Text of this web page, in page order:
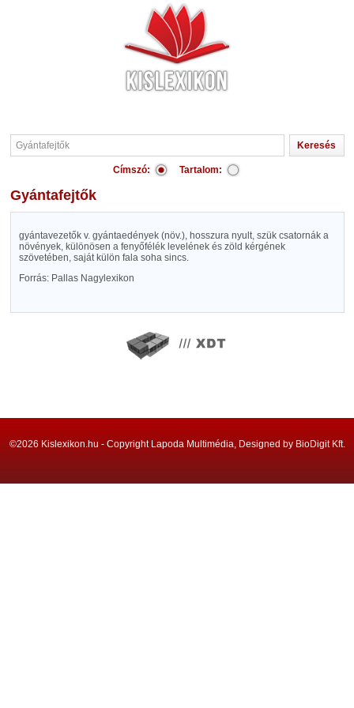
Címszó: Tartalom:
Gyántafejtők
gyántavezetők v. gyántaedények (növ.), hosszura nyult, szük csatornák a
növények, különösen a fenyőfélék levelének és zöld kérgének
szövetében, saját külön fala soha sincs.
Forrás: Pallas Nagylexikon
©2026 Kislexikon.hu - Copyright Lapoda Multimédia, Designed by BioDigit Kft.